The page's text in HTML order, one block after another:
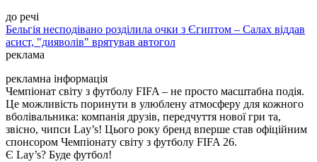
до речі
Бельгія несподівано розділила очки з Єгиптом – Салах віддав
асист, "дияволів" врятував автогол
реклама
рекламна інформація
Чемпіонат світу з футболу FIFA – не просто масштабна подія.
Це можливість поринути в улюблену атмосферу для кожного
вболівальника: компанія друзів, передчуття нової гри та,
звісно, чипси Lay’s! Цього року бренд вперше став офіційним
спонсором Чемпіонату світу з футболу FIFA 26.
Є Lay’s? Буде футбол!